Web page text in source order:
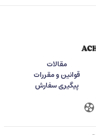
مقالات
قوانین و مقررات
پیگیری سفارش